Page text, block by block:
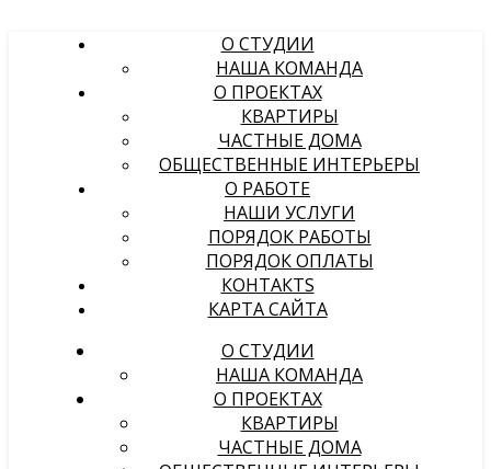
О СТУДИИ
НАША КОМАНДА
О ПРОЕКТАХ
КВАРТИРЫ
ЧАСТНЫЕ ДОМА
ОБЩЕСТВЕННЫЕ ИНТЕРЬЕРЫ
О РАБОТЕ
НАШИ УСЛУГИ
ПОРЯДОК РАБОТЫ
ПОРЯДОК ОПЛАТЫ
КОНТАКТS
КАРТА САЙТА
О СТУДИИ
НАША КОМАНДА
О ПРОЕКТАХ
КВАРТИРЫ
ЧАСТНЫЕ ДОМА